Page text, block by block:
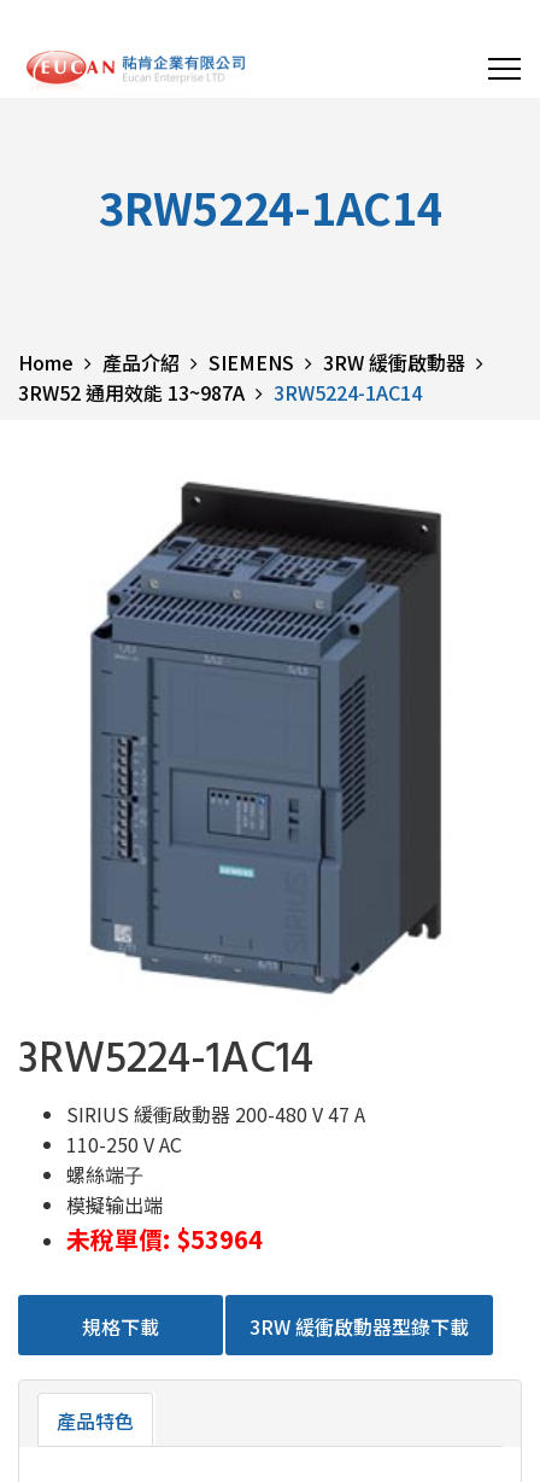
3RW5224-1AC14
Home 產品介紹 SIEMENS
3RW 緩衝啟動器
3RW52 通用效能 13~987A
3RW5224-1AC14
3RW5224-1AC14
SIRIUS 緩衝啟動器 200-480 V 47 A
110-250 V AC
螺絲端⼦
模擬输出端
未稅單價: $53964
規格下載 3RW 緩衝啟動器型錄下載
產品特色